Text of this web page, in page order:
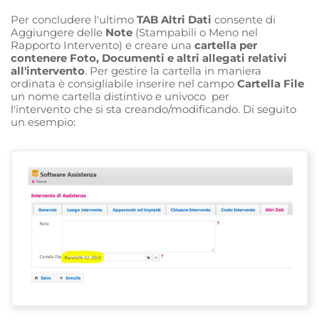
Per concludere l'ultimo TAB Altri Dati consente di
Aggiungere delle Note (Stampabili o Meno nel
Rapporto Intervento) e creare una cartella per
contenere Foto, Documenti e altri allegati relativi
all'intervento. Per gestire la cartella in maniera
ordinata è consigliabile inserire nel campo Cartella File
un nome cartella distintivo e univoco per
l'intervento che si sta creando/modificando. Di seguito
un esempio: